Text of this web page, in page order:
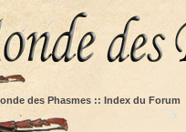
des Phasmes :: Index du Forum